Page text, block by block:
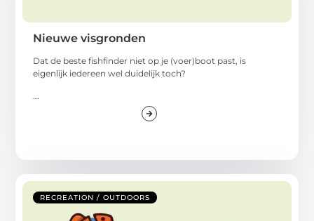
Nieuwe visgronden
Dat de beste fishfinder niet op je (voer)boot past, is
eigenlijk iedereen wel duidelijk toch?
...
RECREATION / OUTDOORS